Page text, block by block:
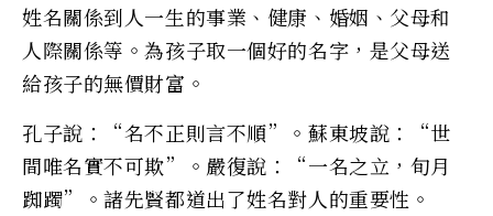
姓名關係到人一生的事業、健康、婚姻、父母和
人際關係等。為孩子取一個好的名字，是父母送
給孩子的無價財富。
孔子說：“名不正則言不順”。蘇東坡說：“世
間唯名實不可欺”。嚴復說：“一名之立，旬月
踟躅”。諸先賢都道出了姓名對人的重要性。